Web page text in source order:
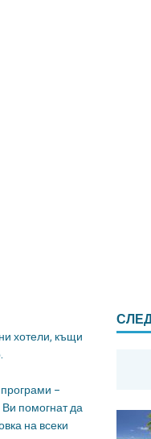
хотели, къщи
–
помогнат да
на всеки